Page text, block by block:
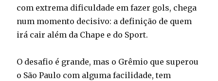
com extrema dificuldade em fazer gols, chega
num momento decisivo: a definição de quem
irá cair além da Chape e do Sport.
O desafio é grande, mas o Grêmio que superou
o São Paulo com alguma facilidade, tem